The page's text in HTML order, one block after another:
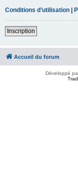
Conditions d’utilisation |
Inscription
Accueil du forum
Développé